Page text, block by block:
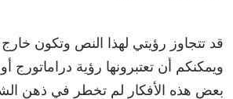
قد تتجاوز رؤيتي لهذا النص وتكون خارج
ويمكنكم أن تعتبرونها رؤية دراماتورج أو
بعض هذه الأفكار لم تخطر في ذهن